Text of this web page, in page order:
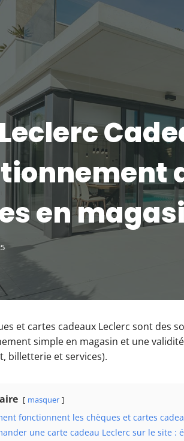
en
et cartes cadeaux Leclerc sont des
simple en magasin et une
billetterie et services).
masquer
fonctionnent les chèques et cartes
une carte cadeau Leclerc sur le site :